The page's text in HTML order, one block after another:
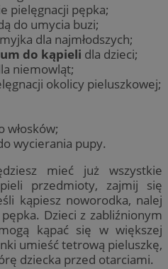
pielęgnacji pępka;
do umycia buzi;
dla najmłodszych;
do kąpieli dla dzieci;
niemowląt;
okolicy pieluszkowej;
włosków;
wycierania pupy.
mieć już wszystkie
przedmioty, zajmij się
kąpiesz noworodka, nalej
Dzieci z zabliźnionym
kąpać się w większej
umieść tetrową pieluszkę,
dziecka przed otarciami.